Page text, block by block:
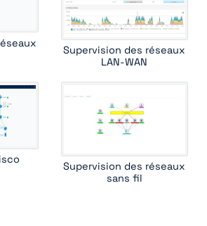
oneaccess radware alteon
riverbed central management controller
rmon1 ethernet interface routing bgp
wireless controller
Supervision des réseaux
LAN-WAN
Supervision des réseaux
sans fil